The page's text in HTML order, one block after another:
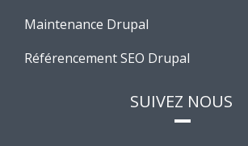
Maintenance Drupal
Référencement SEO Drupal
SUIVEZ NOUS